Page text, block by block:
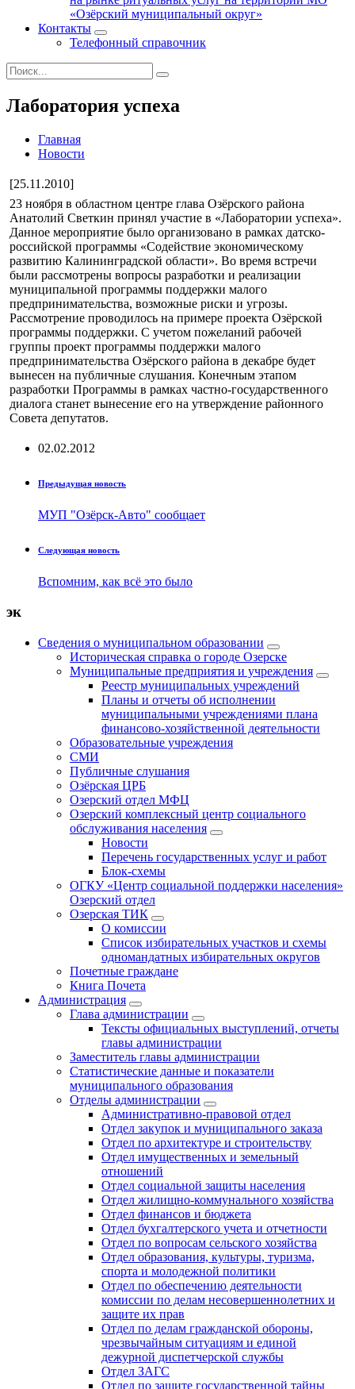
«Озёрский муниципальный округ»
Контакты
Телефонный справочник
Лаборатория успеха
Главная
Новости
[25.11.2010]
23 ноября в областном центре глава Озёрского района
Анатолий Светкин принял участие в «Лаборатории успеха».
Данное мероприятие было организовано в рамках датско-
российской программы «Содействие экономическому
развитию Калининградской области». Во время встречи
были рассмотрены вопросы разработки и реализации
муниципальной программы поддержки малого
предпринимательства, возможные риски и угрозы.
Рассмотрение проводилось на примере проекта Озёрской
программы поддержки. С учетом пожеланий рабочей
группы проект программы поддержки малого
предпринимательства Озёрского района в декабре будет
вынесен на публичные слушания. Конечным этапом
разработки Программы в рамках частно-государственного
диалога станет вынесение его на утверждение районного
Совета депутатов.
02.02.2012
Предыдущая новость
МУП "Озёрск-Авто" сообщает
Следующая новость
Вспомним, как всё это было
эк
Сведения о муниципальном образовании
Историческая справка о городе Озерске
Муниципальные предприятия и учреждения
Реестр муниципальных учреждений
Планы и отчеты об исполнении
муниципальными учреждениями плана
финансово-хозяйственной деятельности
Образовательные учреждения
СМИ
Публичные слушания
Озёрская ЦРБ
Озерский отдел МФЦ
Озерский комплексный центр социального
обслуживания населения
Новости
Перечень государственных услуг и работ
Блок-схемы
ОГКУ «Центр социальной поддержки населения»
Озерский отдел
Озерская ТИК
О комиссии
Список избирательных участков и схемы
одномандатных избирательных округов
Почетные граждане
Книга Почета
Администрация
Глава администрации
Тексты официальных выступлений, отчеты
главы администрации
Заместитель главы администрации
Статистические данные и показатели
муниципального образования
Отделы администрации
Административно-правовой отдел
Отдел закупок и муниципального заказа
Отдел по архитектуре и строительству
Отдел имущественных и земельный
отношений
Отдел социальной защиты населения
Отдел жилищно-коммунального хозяйства
Отдел финансов и бюджета
Отдел бухгалтерского учета и отчетности
Отдел по вопросам сельского хозяйства
Отдел образования, культуры, туризма,
спорта и молодежной политики
Отдел по обеспечению деятельности
комиссии по делам несовершеннолетних и
защите их прав
Отдел по делам гражданской обороны,
чрезвычайным ситуациям и единой
дежурной диспетчерской службы
Отдел ЗАГС
Отдел по защите государственной тайны